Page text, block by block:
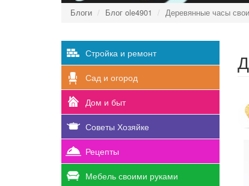
Блоги Блог ole4901 Деревянные часы
Стройка и ремонт
Сад и огород
Дом и быт
Советы Хозяйке
Рецепты
Мебель своими руками